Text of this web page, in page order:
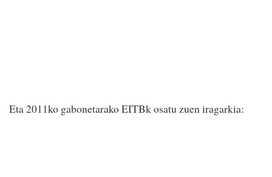
Eta 2011ko gabonetarako EITBk osatu zuen iragarkia: